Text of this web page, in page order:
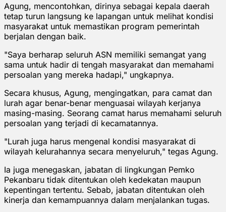
Agung, mencontohkan, dirinya sebagai kepala daerah
tetap turun langsung ke lapangan untuk melihat kondisi
masyarakat untuk memastikan program pemerintah
berjalan dengan baik.
"Saya berharap seluruh ASN memiliki semangat yang
sama untuk hadir di tengah masyarakat dan memahami
persoalan yang mereka hadapi," ungkapnya.
Secara khusus, Agung, mengingatkan, para camat dan
lurah agar benar-benar menguasai wilayah kerjanya
masing-masing. Seorang camat harus memahami seluruh
persoalan yang terjadi di kecamatannya.
"Lurah juga harus mengenal kondisi masyarakat di
wilayah kelurahannya secara menyeluruh," tegas Agung.
Ia juga menegaskan, jabatan di lingkungan Pemko
Pekanbaru tidak ditentukan oleh kedekatan maupun
kepentingan tertentu. Sebab, jabatan ditentukan oleh
kinerja dan kemampuannya dalam menjalankan tugas.